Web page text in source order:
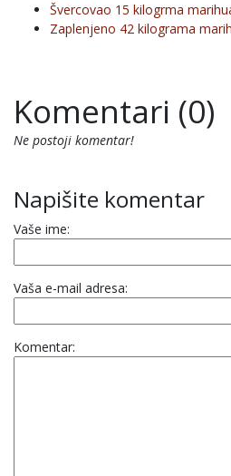
Švercovao 15 kilogrma
Zaplenjeno 42 kilograma
Komentari (0)
Ne postoji komentar!
Napišite komentar
Vaše ime:
Vaša e-mail adresa:
Komentar: